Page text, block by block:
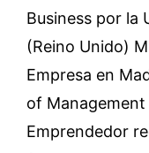
Business por la
(Reino Unido)
Empresa en
of
Emprendedor